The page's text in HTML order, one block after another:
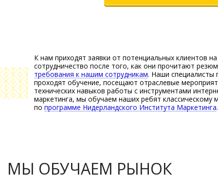
К нам приходят заявки от потенциальных клиентов на
сотрудничество после того, как они прочитают
требования к нашим сотрудникам. Наши специалисты
проходят обучение, посещают отраслевые
технических навыков работы с инструментами
маркетинга, мы обучаем наших ребят классическому
по программе Нидерландского Института Маркетинга.
МЫ ОБУЧАЕМ РЫНОК